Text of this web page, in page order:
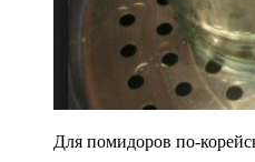
Для помидоров по-